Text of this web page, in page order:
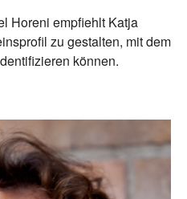
Horeni empfiehlt Katja
zu gestalten, mit dem
können.